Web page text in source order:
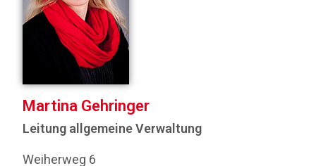
Martina Gehringer
Leitung allgemeine Verwaltung
Weiherweg 6